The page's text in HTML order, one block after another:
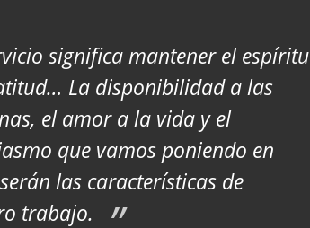
significa mantener el espíritu
La disponibilidad a las
el amor a la vida y el
que vamos poniendo en
las características de
trabajo.